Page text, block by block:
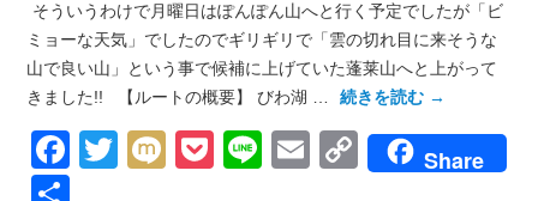
そういうわけで月曜日はぽんぽん山へと行く予定でしたが「ビ
ミョーな天気」でしたのでギリギリで「雲の切れ目に来そうな
山で良い山」という事で候補に上げていた蓬莱山へと上がって
きました!! 【ルートの概要】 びわ湖 …
続きを読む →
Facebook
Twitter
MixiPocket
LineEmailCopyShare